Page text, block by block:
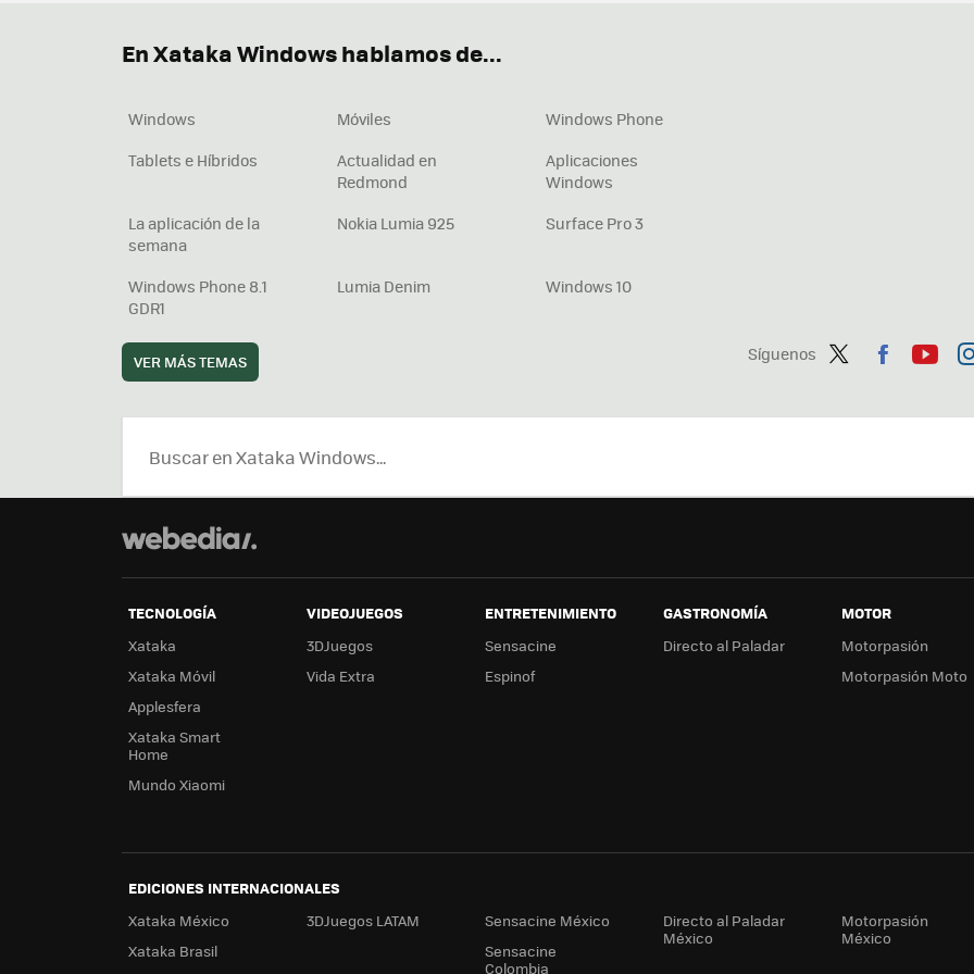
Síguenos
ter
ebo tub
En Xataka Windows hablamos de...
Windows Móviles
Windows Phone
Tablets e Híbridos
Actualidad en
Redmond
Aplicaciones
Windows
La aplicación de la
semana
Nokia Lumia 925 Surface Pro 3
Windows Phone 8.1
GDR1
Lumia Denim Windows 10
VER MÁS TEMAS
TECNOLOGÍA
Xataka
Xataka Móvil
Applesfera
Xataka Smart
Home
Mundo Xiaomi
VIDEOJUEGOS
3DJuegos
Vida Extra
ENTRETENIMIENTO
Sensacine
Espinof
GASTRONOMÍA
Directo al Paladar
MOTOR
Motorpasión
Motorpasión Moto
EDICIONES INTERNACIONALES
Xataka México
Xataka Brasil
3DJuegos LATAM
Sensacine México
Sensacine
Colombia
Directo al Paladar
México
Motorpasión
México